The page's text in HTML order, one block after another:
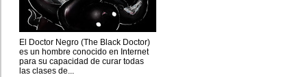
El Doctor Negro (The Black Doctor)
es un hombre conocido en Internet
para su capacidad de curar todas
las clases de...